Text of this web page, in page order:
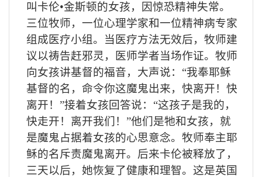
叫卡伦•金斯顿的女孩，因惊恐精神失常。
三位牧师，一位心理学家和一位精神病专家
组成医疗小组。当医疗方法无效后，牧师建
议以祷告赶邪灵，医师学者当场作证。牧师
向女孩讲基督的福音，大声说：“我奉耶稣
基督的名，命令你这魔鬼出来，快离开！快
离开！”接着女孩回答说：“这孩子是我的，
快走开！离开我们！”他们是牠和女孩，就
是魔鬼占据着女孩的心思意念。牧师奉主耶
稣的名斥责魔鬼离开。后来卡伦被释放了，
三天以后，她恢复了健康和理智。这是英国